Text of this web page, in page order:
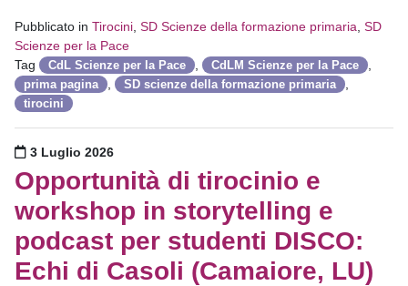
Pubblicato in Tirocini SD Scienze della formazione primaria SD
Scienze per la Pace
Tag
CdL Scienze per la Pace CdLM Scienze per la Pace
prima pagina SD scienze della formazione primaria
tirocini
Pubblicato il
3 Luglio 2026
Opportunità di tirocinio e
workshop in storytelling e
podcast per studenti DISCO:
Echi di Casoli (Camaiore, LU)